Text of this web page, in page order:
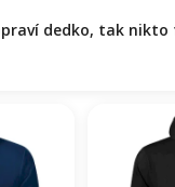
dedko, tak nikto